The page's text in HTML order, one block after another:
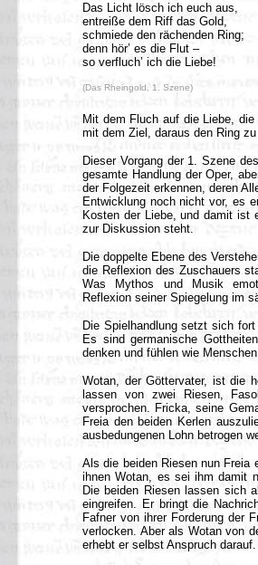
Das Licht lösch ich euch aus,
entreiße dem Riff das Gold,
schmiede den rächenden Ring;
denn hör’ es die Flut –
so verfluch’ ich die Liebe!
(Das Rheingold, 1. Szene)
Mit dem Fluch auf die Liebe,
mit dem Ziel, daraus den Ring
Dieser Vorgang der 1. Szene
gesamte Handlung der Oper,
der Folgezeit erkennen, deren
Entwicklung noch nicht vor, es
Kosten der Liebe, und damit ist
zur Diskussion steht.
Die doppelte Ebene des
die Reflexion des Zuschauers
Was Mythos und Musik
Reflexion seiner Spiegelung im
Die Spielhandlung setzt sich
Es sind germanische
denken und fühlen wie
Wotan, der Göttervater, ist die
lassen von zwei Riesen,
versprochen. Fricka, seine
Freia den beiden Kerlen
ausbedungenen Lohn betrogen
Als die beiden Riesen nun Freia
ihnen Wotan, es sei ihm damit
Die beiden Riesen lassen sich
eingreifen. Er bringt die
Fafner von ihrer Forderung der
verlocken. Aber als Wotan von
erhebt er selbst Anspruch darauf.